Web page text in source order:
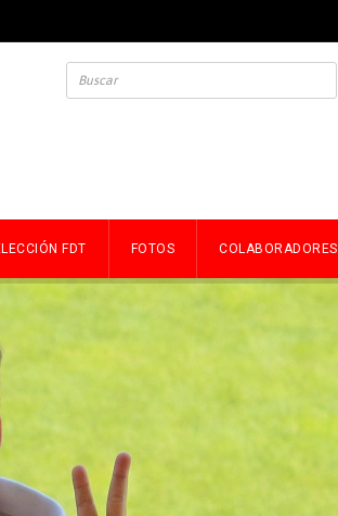
FDT FOTOS COLABORADORES